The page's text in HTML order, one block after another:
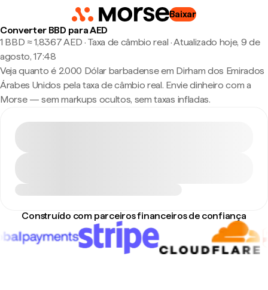
Baixar
Converter BBD para AED
1 BBD ≈ 1,8367 AED · Taxa de câmbio real ·Atualizado hoje, 9 de
agosto, 17:48
Veja quanto é 2.000 Dólar barbadense em Dirham dos Emirados
Árabes Unidos pela taxa de câmbio real. Envie dinheiro com a
Morse — sem markups ocultos, sem taxas infladas.
Construído com parceiros financeiros de confiança